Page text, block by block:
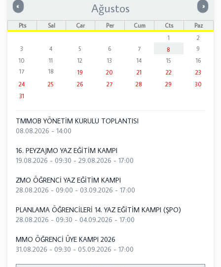
« Önceki »
Ağustos
Pts Sal Çar Per Cum Cts
Paz
1
2
3
4 5 6 7 8
9
10
11 12 13 14 15
16
17
18 19 20 21 22
23
24
25 26 27 28 29
30
31
TMMOB YÖNETİM KURULU TOPLANTISI
08.08.2026 - 14:00
16. PEYZAJMO YAZ EĞİTİM KAMPI
19.08.2026 - 09:30 - 29.08.2026 - 17:00
ZMO ÖĞRENCİ YAZ EĞİTİM KAMPI
28.08.2026 - 09:00 - 03.09.2026 - 17:00
PLANLAMA ÖĞRENCİLERİ 14. YAZ EĞİTİM KAMPI (ŞPO)
28.08.2026 - 09:30 - 04.09.2026 - 17:00
MMO ÖĞRENCİ ÜYE KAMPI 2026
31.08.2026 - 09:30 - 05.09.2026 - 17:00